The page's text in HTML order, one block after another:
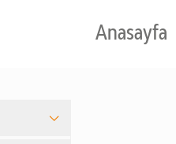
Anasayfa